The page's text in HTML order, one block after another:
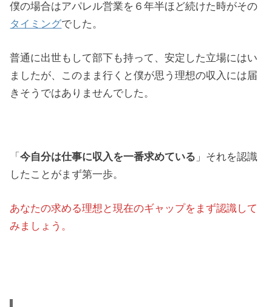
僕の場合はアパレル営業を６年半ほど続けた時がその
タイミングでした。
普通に出世もして部下も持って、安定した立場にはい
ましたが、このまま行くと僕が思う理想の収入には届
きそうではありませんでした。
「今自分は仕事に収入を一番求めている 」それを認識
したことがまず第一歩。
あなたの求める理想と現在のギャップをまず認識して
みましょう。